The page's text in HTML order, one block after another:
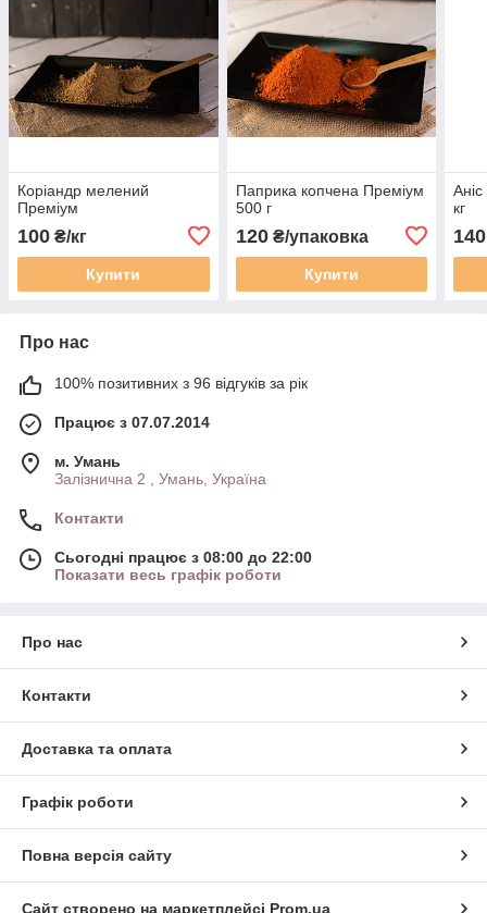
Коріандр мелений
Преміум
100 ₴/кг
Купити
Паприка копчена Преміум
500 г
120₴/упаковка
Купити
кг
140
Про нас
100% позитивних з 96 відгуків за рік
Працює з 07.07.2014
м. Умань
Залізнична 2 , Умань, Україна
Контакти
Сьогодні працює з 08:00 до 22:00
Показати весь графік роботи
Про нас
Контакти
Доставка та оплата
Графік роботи
Повна версія сайту
Сайт створено на маркетплейсі Prom.ua